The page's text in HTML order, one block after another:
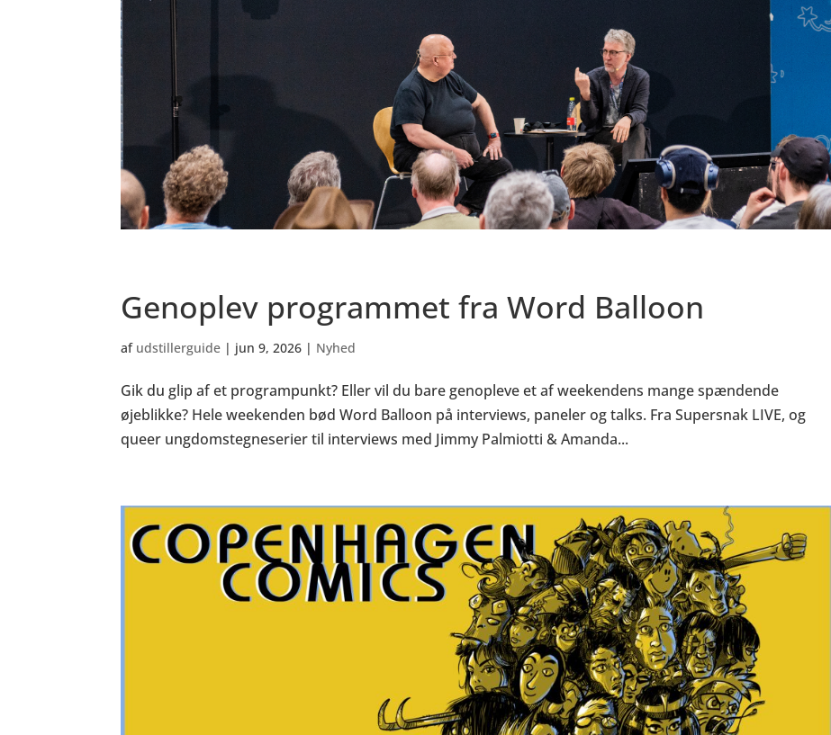
Genoplev programmet fra Word Balloon
af udstillerguide | jun 9, 2026 | Nyhed
Gik du glip af et programpunkt? Eller vil du bare genopleve et af weekendens mange spændende
øjeblikke? Hele weekenden bød Word Balloon på interviews, paneler og talks. Fra Supersnak LIVE, og
queer ungdomstegneserier til interviews med Jimmy Palmiotti & Amanda...